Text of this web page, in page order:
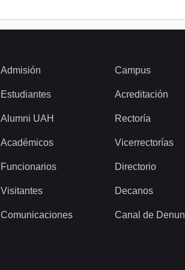
Admisión
Estudiantes
Alumni UAH
Académicos
Funcionarios
Visitantes
Comunicaciones
Campus
Acreditación
Rectoría
Vicerrectorías
Directorio
Decanos
Canal de